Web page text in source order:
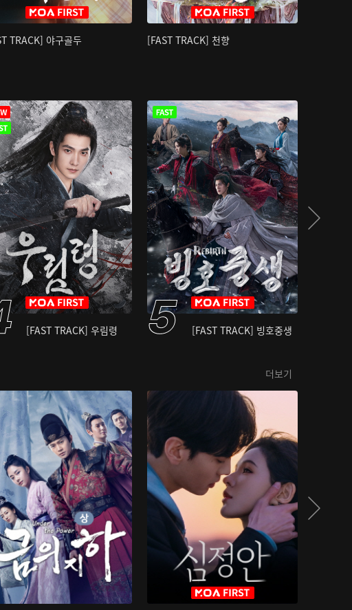
TRACK] 야구골두 [FAST TRACK] 천향
[FAST TRACK] 우림령 [FAST TRACK] 빙호중생
더보기